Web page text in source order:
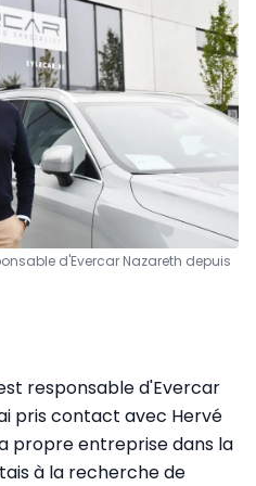
d'Evercar Nazareth depuis
responsable d'Evercar
pris contact avec Hervé
propre entreprise dans la
à la recherche de